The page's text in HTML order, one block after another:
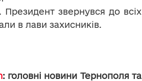
звернувся до всіх
в лави захисників.
: головні новини Тернополя та